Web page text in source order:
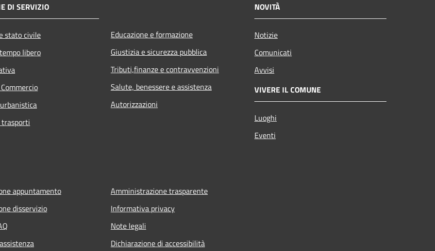
DI SERVIZIO
stato civile
libero
Educazione e formazione
Giustizia e sicurezza pubblica
Tributi,finanze e contravvenzioni
Salute, benessere e assistenza
Autorizzazioni
NOVITÀ
Notizie
Comunicati
Avvisi
VIVERE IL COMUNE
Luoghi
Eventi
appuntamento
disservizio
Amministrazione trasparente
Informativa privacy
Note legali
Dichiarazione di accessibilità